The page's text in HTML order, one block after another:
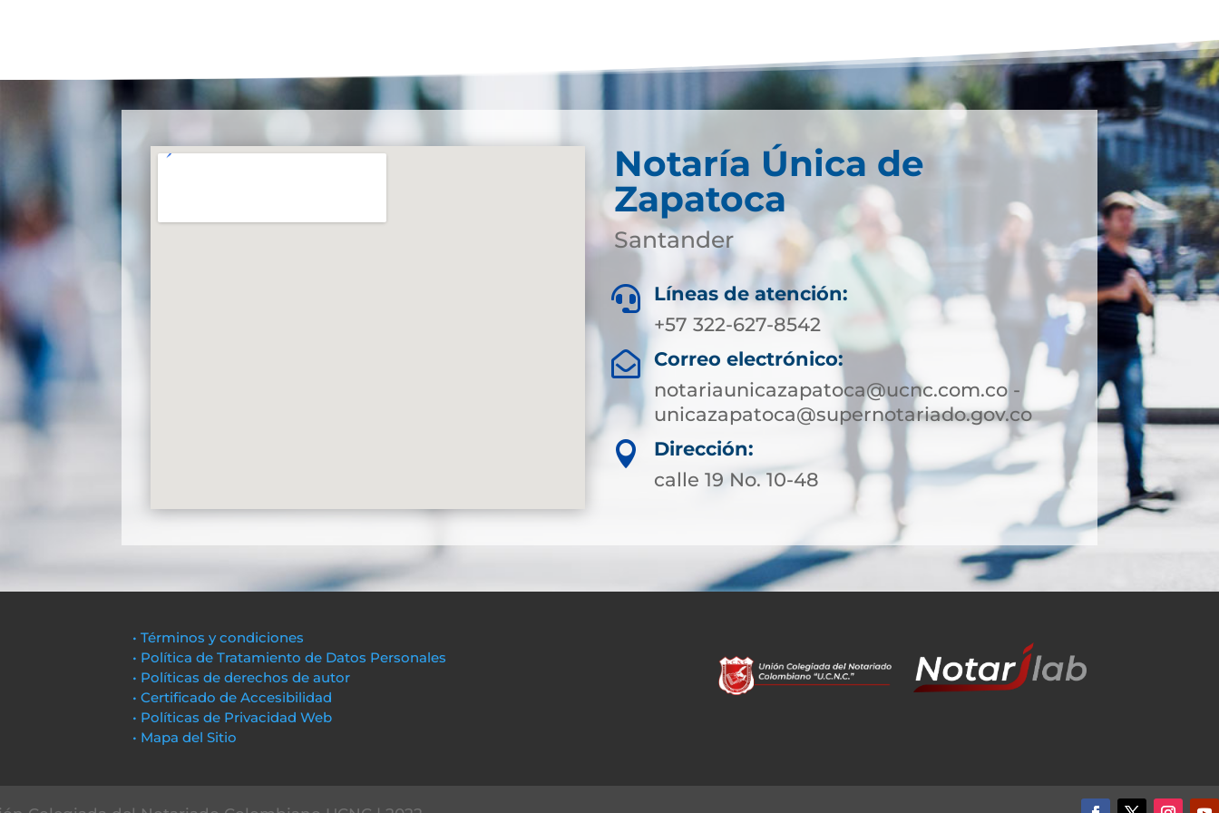
Notaría Única de
Zapatoca
Santander

Líneas de atención:
+57 322-627-8542

Correo electrónico:
notariaunicazapatoca@ucnc.com.co -
unicazapatoca@supernotariado.gov.co

Dirección:
calle 19 No. 10-48
• Términos y condiciones
• Política de Tratamiento de Datos Personales
• Políticas de derechos de autor
• Certificado de Accesibilidad
• Políticas de Privacidad Web
• Mapa del Sitio